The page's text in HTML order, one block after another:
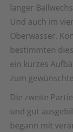
langer
Und auch im
Oberwasser.
bestimmten
ein kurzes
zum
Die zweite
und gut
begann mit